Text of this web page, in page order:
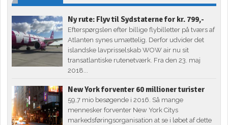
Ny rute: Flyv til Sydstaterne for kr. 799,-
Efterspørgslen efter billige flybilletter på tværs af
Atlanten synes umættelig. Derfor udvider det
islandske lavprisselskab WOW air nu sit
transatlantiske rutenetværk. Fra den 23. maj
2018...
New York forventer 60 millioner turister
59,7 mio besøgende i 2016. Så mange
mennesker forventer New York Citys
markedsføringsorganisation at se i løbet af dette